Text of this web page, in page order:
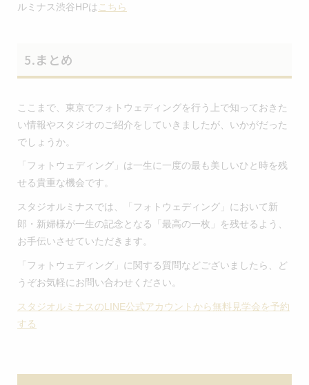
ルミナス渋谷HPは こちら
5.まとめ
ここまで、東京でフォトウェディングを行う上で知っておきた
い情報やスタジオのご紹介をしていきましたが、いかがだった
でしょうか。
「フォトウェディング」は一生に一度の最も美しいひと時を残
せる貴重な機会です。
スタジオルミナスでは、「フォトウェディング」において新
郎・新婦様が一生の記念となる「最高の一枚」を残せるよう、
お手伝いさせていただきます。
「フォトウェディング」に関する質問などございましたら、ど
うぞお気軽にお問い合わせください。
スタジオルミナスのLINE公式アカウントから無料見学会を予約
する